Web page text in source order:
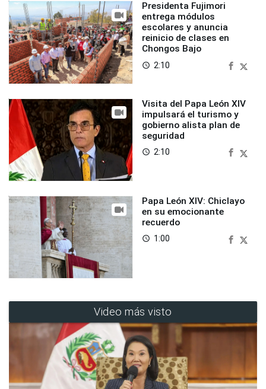
Presidenta Fujimori
entrega módulos
escolares y anuncia
reinicio de clases en
Chongos Bajo
access_time 2:10
Visita del Papa León XIV
impulsará el turismo y
gobierno alista plan de
seguridad
access_time 2:10
Papa León XIV: Chiclayo
en su emocionante
recuerdo
access_time 1:00
Video más visto